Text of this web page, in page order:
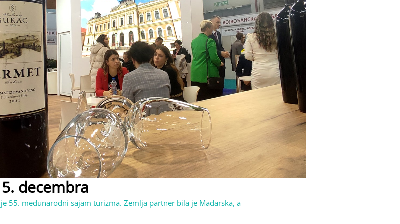
decembra
55. međunarodni sajam turizma. Zemlja partner bila je Mađarska, a